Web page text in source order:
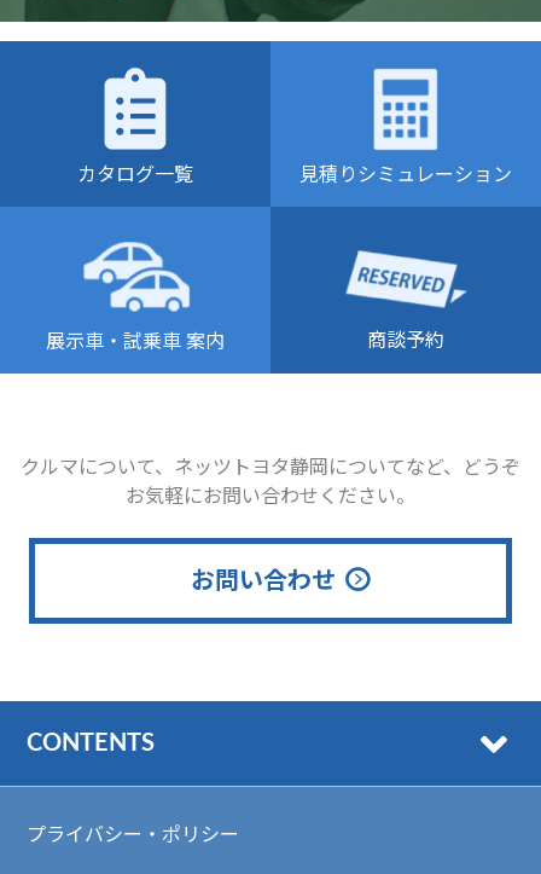
カタログ一覧 見積りシミュレーション
展示車・試乗車 案内 商談予約
クルマについて、ネッツトヨタ静岡についてなど、どうぞ
お気軽にお問い合わせください。
お問い合わせ
CONTENTS
プライバシー・ポリシー